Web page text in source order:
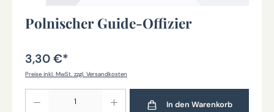
Polnischer Guide-Offizier
3,30 €*
Preise inkl. MwSt. zzgl. Versandkosten
In den Warenkorb